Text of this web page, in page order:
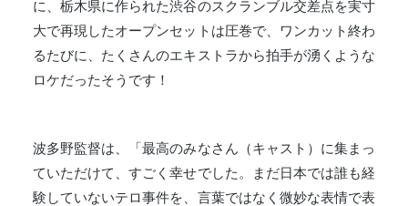
に、栃木県に作られた渋谷のスクランブル交差点を実寸
大で再現したオープンセットは圧巻で、ワンカット終わ
るたびに、たくさんのエキストラから拍手が湧くような
ロケだったそうです！
波多野監督は、「最高のみなさん（キャスト）に集まっ
ていただけて、すごく幸せでした。まだ日本では誰も経
験していないテロ事件を、言葉ではなく微妙な表情で表